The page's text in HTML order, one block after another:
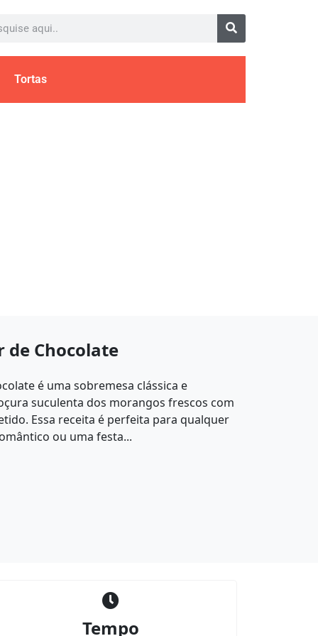
Tortas
Chocolate
é uma sobremesa clássica e
suculenta dos morangos frescos com
Essa receita é perfeita para qualquer
ou uma festa...
Tempo